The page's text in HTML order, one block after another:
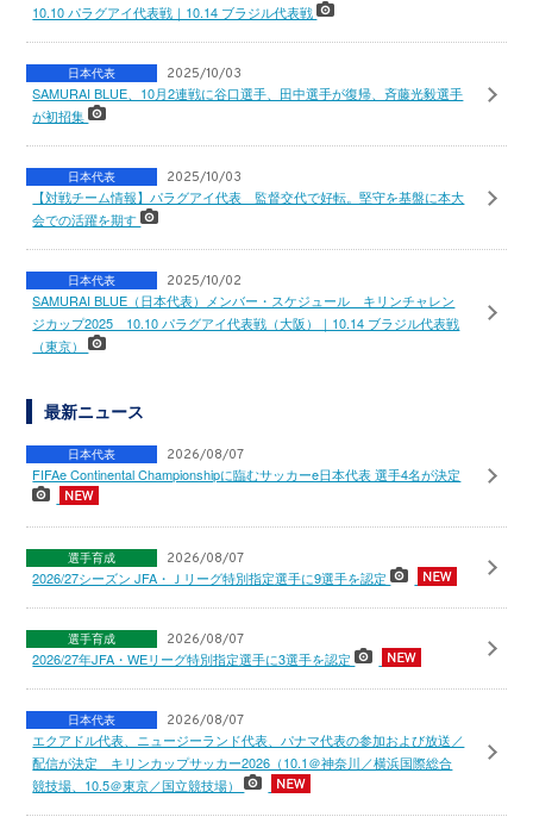
10.10 パラグアイ代表戦｜10.14 ブラジル代表戦
日本代表 2025/10/03
SAMURAI BLUE、10月2連戦に谷口選手、田中選手が復帰、斉藤光毅選手
が初招集
日本代表 2025/10/03
【対戦チーム情報】パラグアイ代表 監督交代で好転。堅守を基盤に本大
会での活躍を期す
日本代表 2025/10/02
SAMURAI BLUE（日本代表）メンバー・スケジュール キリンチャレン
ジカップ2025 10.10 パラグアイ代表戦（大阪）｜10.14 ブラジル代表戦
（東京）
最新ニュース
日本代表 2026/08/07
FIFAe Continental Championshipに臨むサッカーe日本代表 選手4名が決定
選手育成 2026/08/07
2026/27シーズン JFA・Ｊリーグ特別指定選手に9選手を認定
選手育成 2026/08/07
2026/27年JFA・WEリーグ特別指定選手に3選手を認定
日本代表 2026/08/07
エクアドル代表、ニュージーランド代表、パナマ代表の参加および放送／
配信が決定 キリンカップサッカー2026（10.1＠神奈川／横浜国際総合
競技場、10.5＠東京／国立競技場）